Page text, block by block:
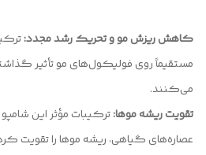
کاهش ریزش مو و تحریک رشد مجدد:
مستقیماً روی فولیکول‌های مو تأثیر
می‌کنند.
تقویت ریشه موها:
عصاره‌های گیاهی، ریشه موها را تقویت